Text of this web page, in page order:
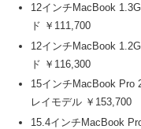
12インチMacBook
ド ￥111,700
12インチMacBook
ド ￥116,300
15インチMacBook Pro
レイモデル ￥153,700
15.4インチMacBook